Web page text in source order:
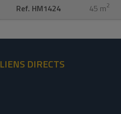
Ref. HM1424 45 m2
LIENS DIRECTS